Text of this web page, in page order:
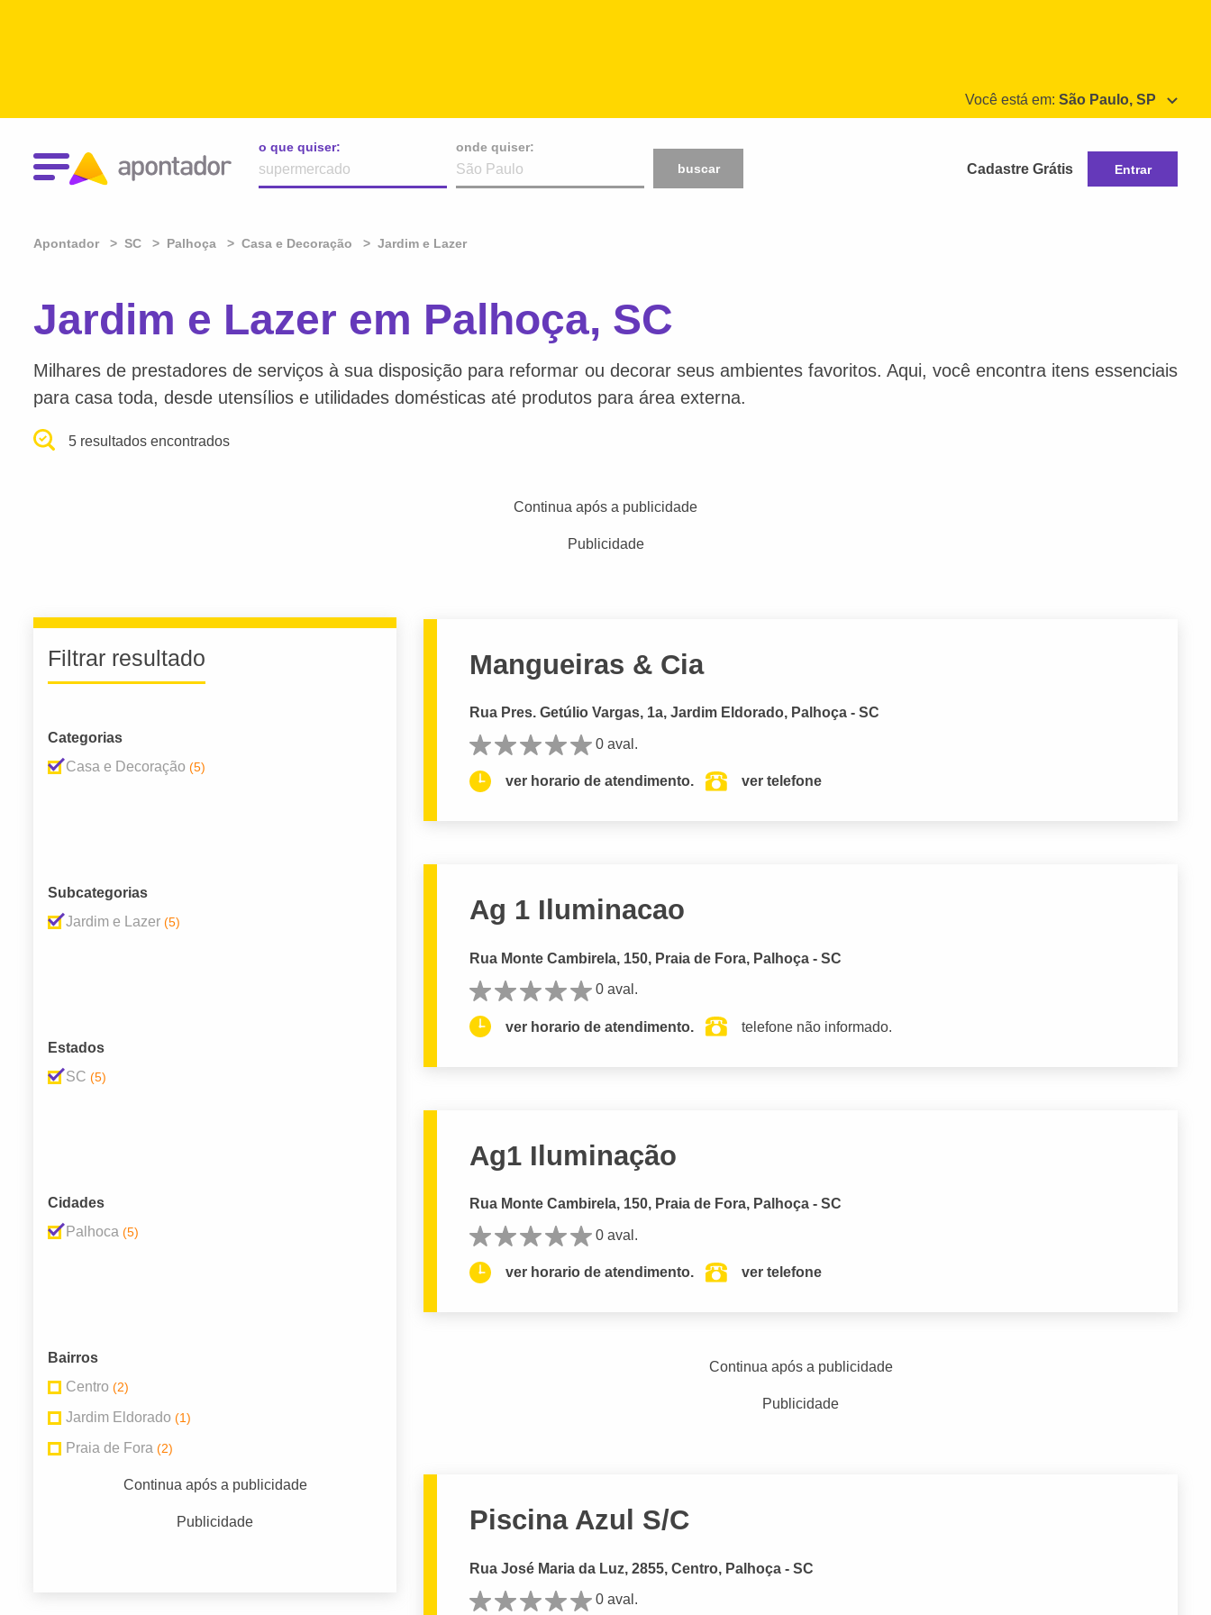
Você está em: São Paulo, SP
o que quiser:
onde quiser:
buscar
Cadastre Grátis Entrar
Apontador SC Palhoça Casa e Decoração Jardim e Lazer
Jardim e Lazer em Palhoça, SC
Milhares de prestadores de serviços à sua disposição para reformar ou decorar seus ambientes favoritos. Aqui, você encontra itens essenciais
para casa toda, desde utensílios e utilidades domésticas até produtos para área externa.
5 resultados encontrados
Continua após a publicidade
Publicidade
Filtrar resultado
Categorias
Casa e Decoração (5)
Subcategorias
Jardim e Lazer (5)
Estados
SC (5)
Cidades
Palhoca (5)
Bairros
Centro (2)
Jardim Eldorado (1)
Praia de Fora (2)
Continua após a publicidade
Publicidade
Mangueiras & Cia
Rua Pres. Getúlio Vargas, 1a, Jardim Eldorado, Palhoça - SC
0 aval.
ver horario de atendimento. ver telefone
Ag 1 Iluminacao
Rua Monte Cambirela, 150, Praia de Fora, Palhoça - SC
0 aval.
ver horario de atendimento. telefone não informado.
Ag1 Iluminação
Rua Monte Cambirela, 150, Praia de Fora, Palhoça - SC
0 aval.
ver horario de atendimento. ver telefone
Continua após a publicidade
Publicidade
Piscina Azul S/C
Rua José Maria da Luz, 2855, Centro, Palhoça - SC
0 aval.